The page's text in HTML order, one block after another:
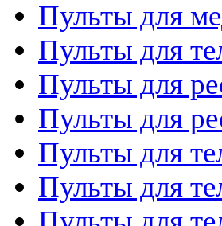
Пульты для
Пульты для
Пульты для
Пульты для
Пульты для
Пульты для